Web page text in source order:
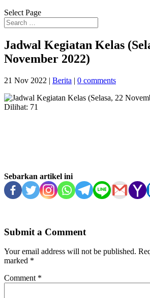
Select Page
Jadwal Kegiatan Kelas
November 2022)
21 Nov 2022 | Berita | 0 comments
Dilihat: 71
Sebarkan artikel ini
Submit a Comment
Your email address will not be published.
marked *
Comment *